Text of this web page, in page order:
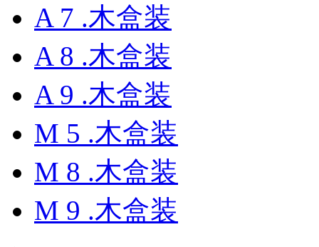
A 7 .木盒装
A 8 .木盒装
A 9 .木盒装
M 5 .木盒装
M 8 .木盒装
M 9 .木盒装